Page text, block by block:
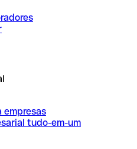
empresas
tudo-em-um